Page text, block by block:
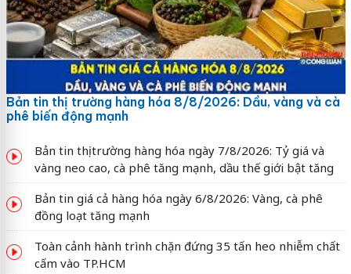
Bản tin thị trường hàng hóa 8/8/2026: Dầu, vàng và cà
phê biến động mạnh
Bản tin thị trường hàng hóa ngày 7/8/2026: Tỷ giá và
vàng neo cao, cà phê tăng mạnh, dầu thế giới bật tăng
Bản tin giá cả hàng hóa ngày 6/8/2026: Vàng, cà phê
đồng loạt tăng mạnh
Toàn cảnh hành trình chặn đứng 35 tấn heo nhiễm chất
cấm vào TP.HCM